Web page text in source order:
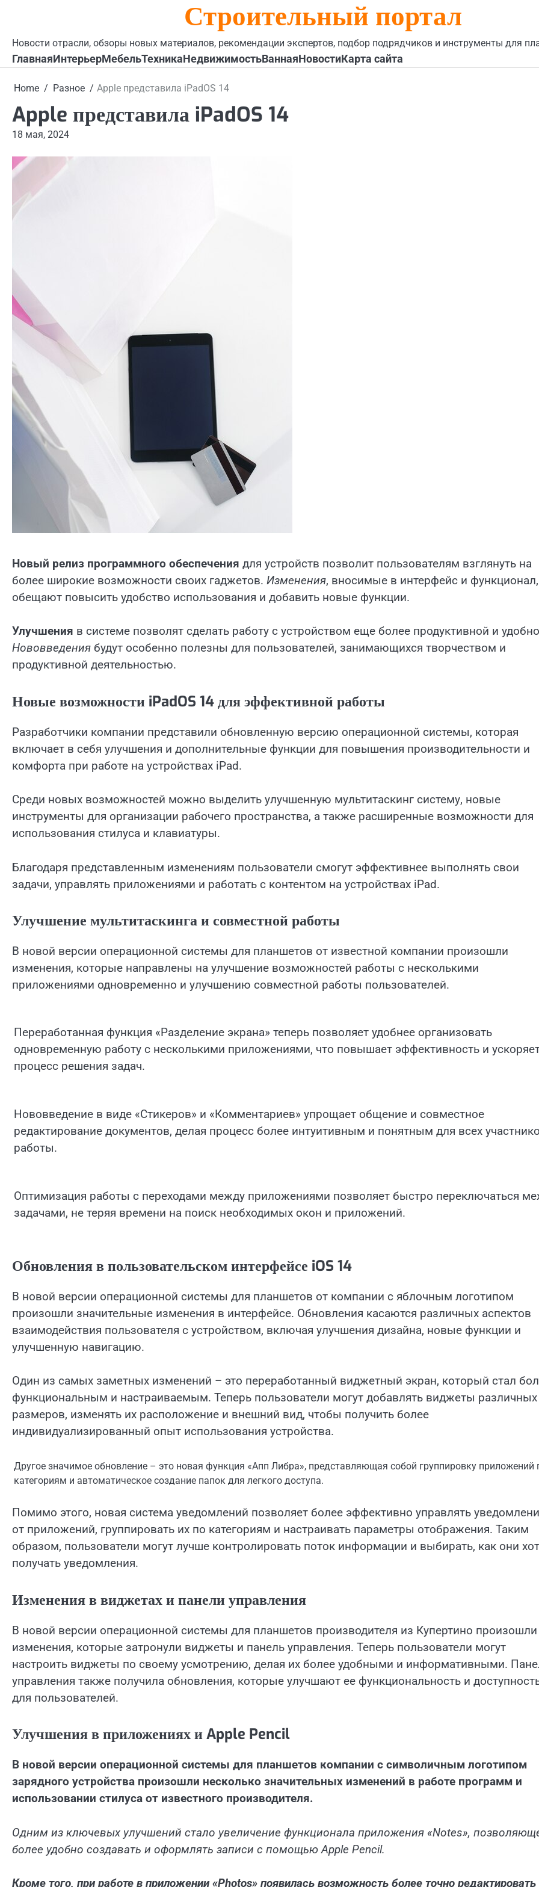
Строительный портал
Новости отрасли, обзоры новых материалов, рекомендации экспертов, подбор подрядчиков и инструменты для
ГлавнаяИнтерьерМебельТехникаНедвижимостьВаннаяНовостиКарта сайта
Home Разное Apple представила iPadOS 14
Apple представила iPadOS 14
18 мая, 2024
Новый релиз программного обеспечения для устройств позволит пользователям взглянуть на
более широкие возможности своих гаджетов. Изменения, вносимые в интерфейс и функционал,
обещают повысить удобство использования и добавить новые функции.
Улучшения в системе позволят сделать работу с устройством еще более продуктивной и
Нововведения будут особенно полезны для пользователей, занимающихся творчеством и
продуктивной деятельностью.
Новые возможности iPadOS 14 для эффективной работы
Разработчики компании представили обновленную версию операционной системы, которая
включает в себя улучшения и дополнительные функции для повышения производительности и
комфорта при работе на устройствах iPad.
Среди новых возможностей можно выделить улучшенную мультитаскинг систему, новые
инструменты для организации рабочего пространства, а также расширенные возможности для
использования стилуса и клавиатуры.
Благодаря представленным изменениям пользователи смогут эффективнее выполнять свои
задачи, управлять приложениями и работать с контентом на устройствах iPad.
Улучшение мультитаскинга и совместной работы
В новой версии операционной системы для планшетов от известной компании произошли
изменения, которые направлены на улучшение возможностей работы с несколькими
приложениями одновременно и улучшению совместной работы пользователей.
Переработанная функция «Разделение экрана» теперь позволяет удобнее организовать
одновременную работу с несколькими приложениями, что повышает эффективность и
процесс решения задач.
Нововведение в виде «Стикеров» и «Комментариев» упрощает общение и совместное
редактирование документов, делая процесс более интуитивным и понятным для всех
работы.
Оптимизация работы с переходами между приложениями позволяет быстро переключаться
задачами, не теряя времени на поиск необходимых окон и приложений.
Обновления в пользовательском интерфейсе iOS 14
В новой версии операционной системы для планшетов от компании с яблочным логотипом
произошли значительные изменения в интерфейсе. Обновления касаются различных аспектов
взаимодействия пользователя с устройством, включая улучшения дизайна, новые функции и
улучшенную навигацию.
Один из самых заметных изменений – это переработанный виджетный экран, который стал
функциональным и настраиваемым. Теперь пользователи могут добавлять виджеты различных
размеров, изменять их расположение и внешний вид, чтобы получить более
индивидуализированный опыт использования устройства.
Другое значимое обновление – это новая функция «Апп Либра», представляющая собой группировку приложений
категориям и автоматическое создание папок для легкого доступа.
Помимо этого, новая система уведомлений позволяет более эффективно управлять
от приложений, группировать их по категориям и настраивать параметры отображения. Таким
образом, пользователи могут лучше контролировать поток информации и выбирать, как они
получать уведомления.
Изменения в виджетах и панели управления
В новой версии операционной системы для планшетов производителя из Купертино произошли
изменения, которые затронули виджеты и панель управления. Теперь пользователи могут
настроить виджеты по своему усмотрению, делая их более удобными и информативными.
управления также получила обновления, которые улучшают ее функциональность и
для пользователей.
Улучшения в приложениях и Apple Pencil
В новой версии операционной системы для планшетов компании с символичным логотипом
зарядного устройства произошли несколько значительных изменений в работе программ и
использовании стилуса от известного производителя.
Одним из ключевых улучшений стало увеличение функционала приложения «Notes»,
более удобно создавать и оформлять записи с помощью Apple Pencil.
Кроме того, при работе в приложении «Photos» появилась возможность более точно редактировать